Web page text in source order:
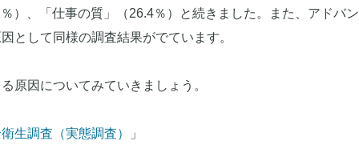
）、「仕事の質」（26.4％）と続きました。また、アドバ
として同様の調査結果がでています。
原因についてみていきましょう。
生調査（実態調査） 」